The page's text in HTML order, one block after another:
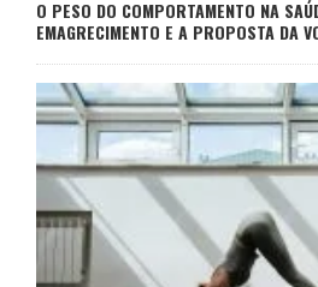
O PESO DO COMPORTAMENTO NA
EMAGRECIMENTO E A PROPOSTA DA